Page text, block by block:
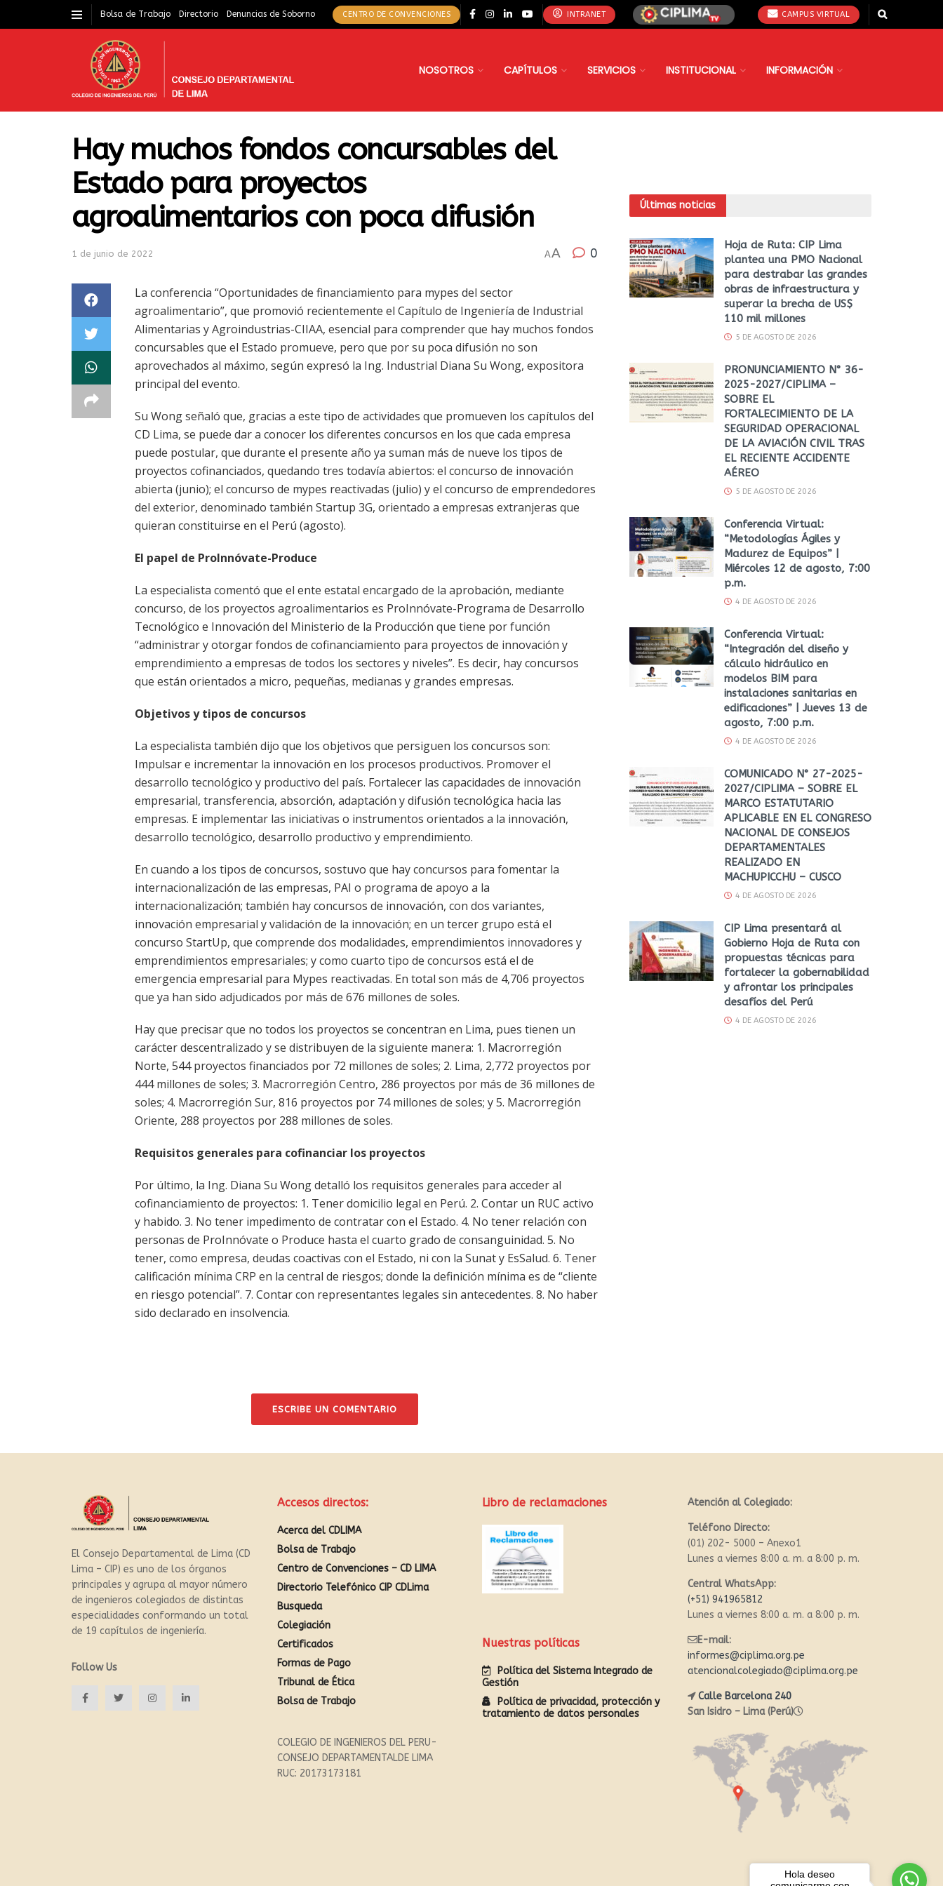
Bolsa de Trabajo Directorio Denuncias de Soborno CENTRO DE CONVENCIONES INTRANET CAMPUS VIRTUAL
NOSOTROS CAPÍTULOS SERVICIOS INSTITUCIONAL INFORMACIÓN
Hay muchos fondos concursables del
Estado para proyectos
agroalimentarios con poca difusión
1 de junio de 2022 AA 0
La conferencia “Oportunidades de financiamiento para mypes del sector
agroalimentario”, que promovió recientemente el Capítulo de Ingeniería de Industrial
Alimentarias y Agroindustrias-CIIAA, esencial para comprender que hay muchos fondos
concursables que el Estado promueve, pero que por su poca difusión no son
aprovechados al máximo, según expresó la Ing. Industrial Diana Su Wong, expositora
principal del evento.
Su Wong señaló que, gracias a este tipo de actividades que promueven los capítulos del
CD Lima, se puede dar a conocer los diferentes concursos en los que cada empresa
puede postular, que durante el presente año ya suman más de nueve los tipos de
proyectos cofinanciados, quedando tres todavía abiertos: el concurso de innovación
abierta (junio); el concurso de mypes reactivadas (julio) y el concurso de emprendedores
del exterior, denominado también Startup 3G, orientado a empresas extranjeras que
quieran constituirse en el Perú (agosto).
El papel de ProInnóvate-Produce
La especialista comentó que el ente estatal encargado de la aprobación, mediante
concurso, de los proyectos agroalimentarios es ProInnóvate-Programa de Desarrollo
Tecnológico e Innovación del Ministerio de la Producción que tiene por función
“administrar y otorgar fondos de cofinanciamiento para proyectos de innovación y
emprendimiento a empresas de todos los sectores y niveles”. Es decir, hay concursos
que están orientados a micro, pequeñas, medianas y grandes empresas.
Objetivos y tipos de concursos
La especialista también dijo que los objetivos que persiguen los concursos son:
Impulsar e incrementar la innovación en los procesos productivos. Promover el
desarrollo tecnológico y productivo del país. Fortalecer las capacidades de innovación
empresarial, transferencia, absorción, adaptación y difusión tecnológica hacia las
empresas. E implementar las iniciativas o instrumentos orientados a la innovación,
desarrollo tecnológico, desarrollo productivo y emprendimiento.
En cuando a los tipos de concursos, sostuvo que hay concursos para fomentar la
internacionalización de las empresas, PAI o programa de apoyo a la
internacionalización; también hay concursos de innovación, con dos variantes,
innovación empresarial y validación de la innovación; en un tercer grupo está el
concurso StartUp, que comprende dos modalidades, emprendimientos innovadores y
emprendimientos empresariales; y como cuarto tipo de concursos está el de
emergencia empresarial para Mypes reactivadas. En total son más de 4,706 proyectos
que ya han sido adjudicados por más de 676 millones de soles.
Hay que precisar que no todos los proyectos se concentran en Lima, pues tienen un
carácter descentralizado y se distribuyen de la siguiente manera: 1. Macrorregión
Norte, 544 proyectos financiados por 72 millones de soles; 2. Lima, 2,772 proyectos por
444 millones de soles; 3. Macrorregión Centro, 286 proyectos por más de 36 millones de
soles; 4. Macrorregión Sur, 816 proyectos por 74 millones de soles; y 5. Macrorregión
Oriente, 288 proyectos por 288 millones de soles.
Requisitos generales para cofinanciar los proyectos
Por último, la Ing. Diana Su Wong detalló los requisitos generales para acceder al
cofinanciamiento de proyectos: 1. Tener domicilio legal en Perú. 2. Contar un RUC activo
y habido. 3. No tener impedimento de contratar con el Estado. 4. No tener relación con
personas de ProInnóvate o Produce hasta el cuarto grado de consanguinidad. 5. No
tener, como empresa, deudas coactivas con el Estado, ni con la Sunat y EsSalud. 6. Tener
calificación mínima CRP en la central de riesgos; donde la definición mínima es de “cliente
en riesgo potencial”. 7. Contar con representantes legales sin antecedentes. 8. No haber
sido declarado en insolvencia.
ESCRIBE UN COMENTARIO
Últimas noticias
Hoja de Ruta: CIP Lima
plantea una PMO Nacional
para destrabar las grandes
obras de infraestructura y
superar la brecha de US$
110 mil millones
5 DE AGOSTO DE 2026
PRONUNCIAMIENTO N° 36-
2025-2027/CIPLIMA –
SOBRE EL
FORTALECIMIENTO DE LA
SEGURIDAD OPERACIONAL
DE LA AVIACIÓN CIVIL TRAS
EL RECIENTE ACCIDENTE
AÉREO
5 DE AGOSTO DE 2026
Conferencia Virtual:
“Metodologías Ágiles y
Madurez de Equipos” |
Miércoles 12 de agosto, 7:00
p.m.
4 DE AGOSTO DE 2026
Conferencia Virtual:
“Integración del diseño y
cálculo hidráulico en
modelos BIM para
instalaciones sanitarias en
edificaciones” | Jueves 13 de
agosto, 7:00 p.m.
4 DE AGOSTO DE 2026
COMUNICADO N° 27-2025-
2027/CIPLIMA – SOBRE EL
MARCO ESTATUTARIO
APLICABLE EN EL CONGRESO
NACIONAL DE CONSEJOS
DEPARTAMENTALES
REALIZADO EN
MACHUPICCHU – CUSCO
4 DE AGOSTO DE 2026
CIP Lima presentará al
Gobierno Hoja de Ruta con
propuestas técnicas para
fortalecer la gobernabilidad
y afrontar los principales
desafíos del Perú
4 DE AGOSTO DE 2026
El Consejo Departamental de Lima (CD
Lima – CIP) es uno de los órganos
principales y agrupa al mayor número
de ingenieros colegiados de distintas
especialidades conformando un total
de 19 capítulos de ingeniería.
Follow Us
Accesos directos:
Acerca del CDLIMA
Bolsa de Trabajo
Centro de Convenciones – CD LIMA
Directorio Telefónico CIP CDLima
Busqueda
Colegiación
Certificados
Formas de Pago
Tribunal de Ética
Bolsa de Trabajo
COLEGIO DE INGENIEROS DEL PERU-
CONSEJO DEPARTAMENTALDE LIMA
RUC: 20173173181
Libro de reclamaciones
Nuestras políticas
Política del Sistema Integrado de
Gestión
Política de privacidad, protección y
tratamiento de datos personales
Atención al Colegiado:
Teléfono Directo:
(01) 202- 5000 – Anexo1
Lunes a viernes 8:00 a. m. a 8:00 p. m.
Central WhatsApp:
(+51) 941965812
Lunes a viernes 8:00 a. m. a 8:00 p. m.
E-mail:
informes@ciplima.org.pe
atencionalcolegiado@ciplima.org.pe
Calle Barcelona 240
San Isidro – Lima (Perú)
Hola deseo